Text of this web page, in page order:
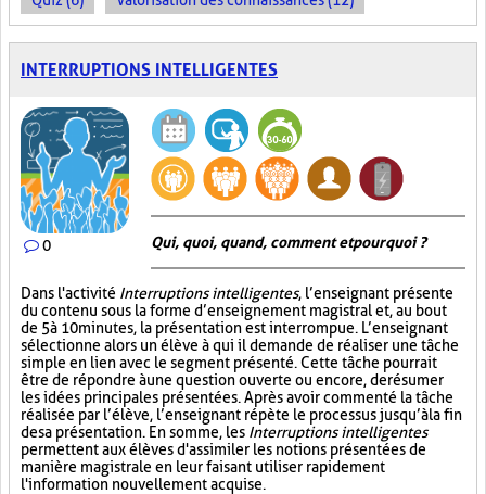
INTERRUPTIONS INTELLIGENTES
0 Qui, quoi, quand, comment et pourquoi ?
Dans l'activité Interruptions intelligentes, l’enseignant présente
du contenu sous la forme d’enseignement magistral et, au bout
de 5 à 10 minutes, la présentation est interrompue. L’enseignant
sélectionne alors un élève à qui il demande de réaliser une tâche
simple en lien avec le segment présenté. Cette tâche pourrait
être de répondre à une question ouverte ou encore, de résumer
les idées principales présentées. Après avoir commenté la tâche
réalisée par l’élève, l’enseignant répète le processus jusqu’à la fin
de sa présentation. En somme, les Interruptions intelligentes
permettent aux élèves d'assimiler les notions présentées de
manière magistrale en leur faisant utiliser rapidement
l'information nouvellement acquise.